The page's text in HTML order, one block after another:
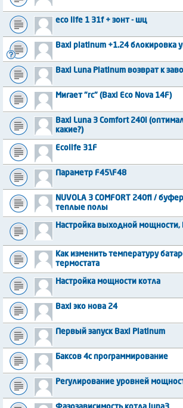
eco life 1 31f + зонт - шц
Baxi platinum +1.24 блокировка
Baxi Luna Platinum возврат к
Мигает "rc" (Baxi Eco Nova 14F)
Baxi Luna 3 Comfort 240i
какие?)
Ecolife 31F
Параметр F45\F48
NUVOLA 3 COMFORT 240fi /
теплые полы
Настройка выходной мощности,
Как изменить температуру
термостата
Настройка мощности котла
Baxi эко нова 24
Первый запуск Baxi Platinum
Баксов 4с программирование
Регулирование уровней